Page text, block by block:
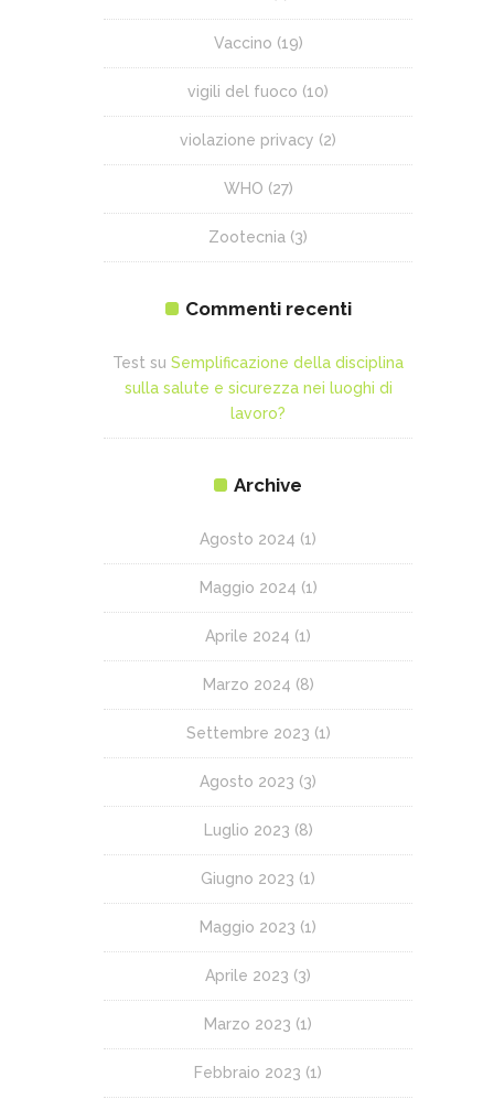
Vaccino (19)
vigili del fuoco (10)
violazione privacy (2)
WHO (27)
Zootecnia (3)
Commenti recenti
Test su Semplificazione della disciplina
sulla salute e sicurezza nei luoghi di
lavoro?
Archive
Agosto 2024 (1)
Maggio 2024 (1)
Aprile 2024 (1)
Marzo 2024 (8)
Settembre 2023 (1)
Agosto 2023 (3)
Luglio 2023 (8)
Giugno 2023 (1)
Maggio 2023 (1)
Aprile 2023 (3)
Marzo 2023 (1)
Febbraio 2023 (1)